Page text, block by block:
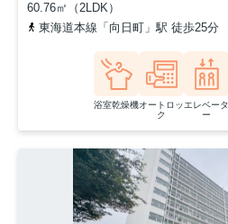
60.76㎡（2LDK）
東海道本線「向日町」駅 徒歩25分
浴室乾燥機オートロッ
ク
エレベータ
ー